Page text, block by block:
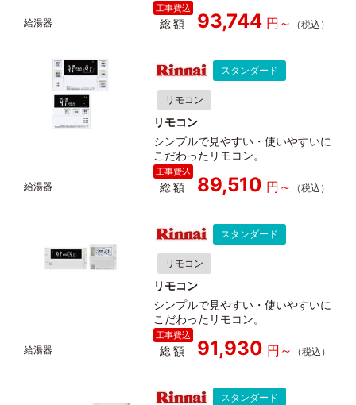
総額 93,744
スタンダード
リモコン
リモコン
シンプルで見やすい・使いやすいに
こだわったリモコン。
総額 89,510
スタンダード
リモコン
リモコン
シンプルで見やすい・使いやすいに
こだわったリモコン。
総額 91,930
スタンダード